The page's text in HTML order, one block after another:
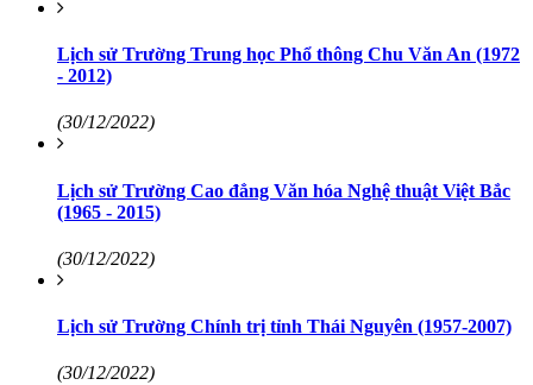
Lịch sử Trường Trung học Phổ thông Chu Văn An (1972
- 2012)
(30/12/2022)
Lịch sử Trường Cao đẳng Văn hóa Nghệ thuật Việt Bắc
(1965 - 2015)
(30/12/2022)
Lịch sử Trường Chính trị tỉnh Thái Nguyên (1957-2007)
(30/12/2022)